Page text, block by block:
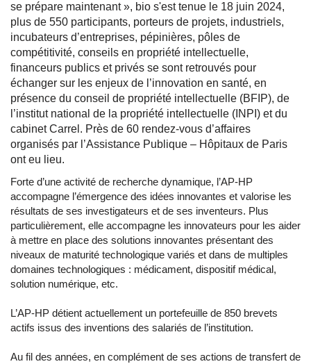
se prépare maintenant », bio s'est tenue le 18 juin 2024,
plus de 550 participants, porteurs de projets, industriels,
incubateurs d’entreprises, pépinières, pôles de
compétitivité, conseils en propriété intellectuelle,
financeurs publics et privés se sont retrouvés pour
échanger sur les enjeux de l’innovation en santé, en
présence du conseil de propriété intellectuelle (BFIP), de
l’institut national de la propriété intellectuelle (INPI) et du
cabinet Carrel. Près de 60 rendez-vous d’affaires
organisés par l’Assistance Publique – Hôpitaux de Paris
ont eu lieu.
Forte d’une activité de recherche dynamique, l’AP-HP
accompagne l’émergence des idées innovantes et valorise les
résultats de ses investigateurs et de ses inventeurs. Plus
particulièrement, elle accompagne les innovateurs pour les aider
à mettre en place des solutions innovantes présentant des
niveaux de maturité technologique variés et dans de multiples
domaines technologiques : médicament, dispositif médical,
solution numérique, etc.
L’AP-HP détient actuellement un portefeuille de 850 brevets
actifs issus des inventions des salariés de l’institution.
Au fil des années, en complément de ses actions de transfert de